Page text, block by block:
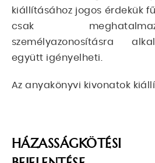
kiállításához jogos érdekük
csak
személyazonosításra
együtt igényelheti.
Az anyakönyvi kivonatok